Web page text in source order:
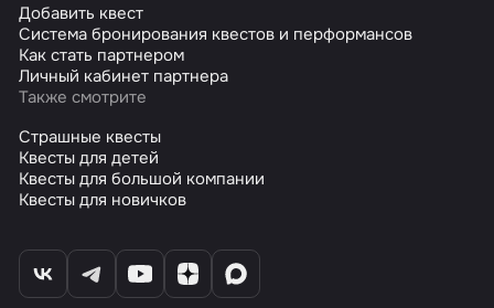
Добавить квест
Система бронирования квестов и перформансов
Как стать партнером
Личный кабинет партнера
Также смотрите
Страшные квесты
Квесты для детей
Квесты для большой компании
Квесты для новичков